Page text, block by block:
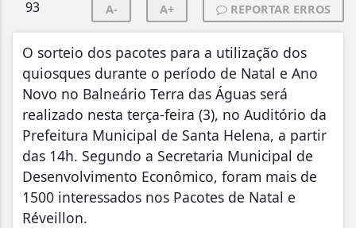
A- A+ REPORTAR ERROS
O sorteio dos pacotes para a utilização dos
quiosques durante o período de Natal e Ano
Novo no Balneário Terra das Águas será
realizado nesta terça-feira (3), no Auditório da
Prefeitura Municipal de Santa Helena, a partir
das 14h. Segundo a Secretaria Municipal de
Desenvolvimento Econômico, foram mais de
1500 interessados nos Pacotes de Natal e
Réveillon.